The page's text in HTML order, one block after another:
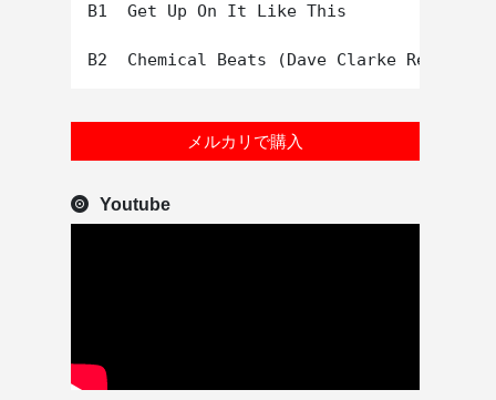
B1  Get Up On It Like This
メルカリで購入
Youtube